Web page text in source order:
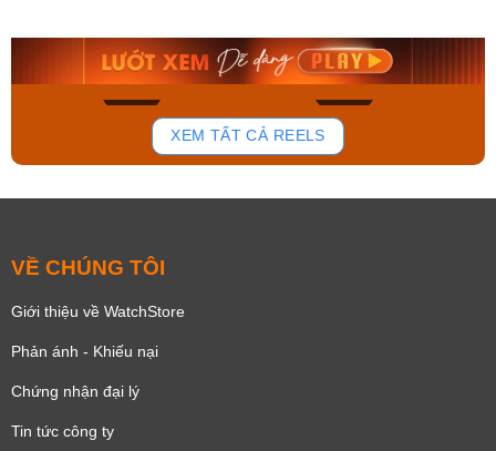
133
Mua ngay Mua ngay
XEM TẤT CẢ REELS
VỀ CHÚNG TÔI
Giới thiệu về WatchStore
Phản ánh - Khiếu nại
Chứng nhận đại lý
Tin tức công ty